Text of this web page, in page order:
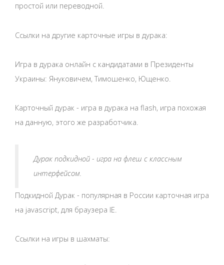
простой или переводной.
Ссылки на другие карточные игры в дурака:
Игра в дурака онлайн с кандидатами в Президенты
Украины: Януковичем, Тимошенко, Ющенко.
Карточный дурак - игра в дурака на flash, игра похожая
на данную, этого же разработчика.
Дурак подкидной - игра на флеш с классным
интерфейсом.
Подкидной Дурак - популярная в России карточная игра
на javascript, для браузера IE.
Ссылки на игры в шахматы: